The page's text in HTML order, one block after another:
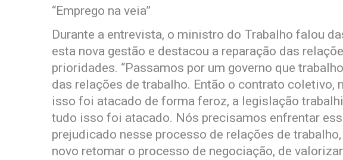
“Emprego na veia”
Durante a entrevista, o ministro do Trabalho falou
esta nova gestão e destacou a reparação das
prioridades. “Passamos por um governo que
das relações de trabalho. Então o contrato coletivo,
isso foi atacado de forma feroz, a legislação
tudo isso foi atacado. Nós precisamos enfrentar
prejudicado nesse processo de relações de
novo retomar o processo de negociação, de